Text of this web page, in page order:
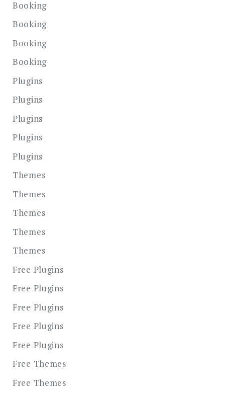
Booking
Booking
Booking
Booking
Plugins
Plugins
Plugins
Plugins
Plugins
Themes
Themes
Themes
Themes
Themes
Free Plugins
Free Plugins
Free Plugins
Free Plugins
Free Plugins
Free Themes
Free Themes